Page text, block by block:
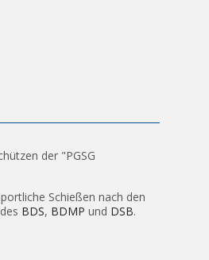
der "PGSG
Schießen nach den
BDS, BDMP und DSB.